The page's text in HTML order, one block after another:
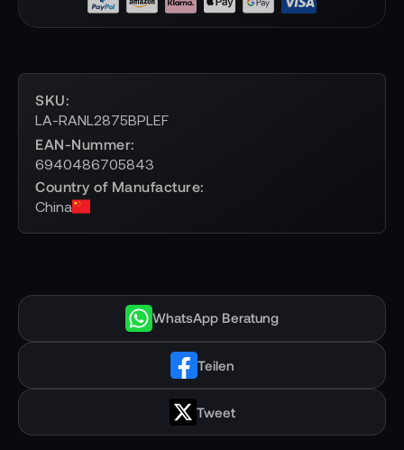
SKU
LA-RANL2875BPLEF
EAN-Nummer
6940486705843
Country of Manufacture
China
WhatsApp Beratung
Teilen
Tweet